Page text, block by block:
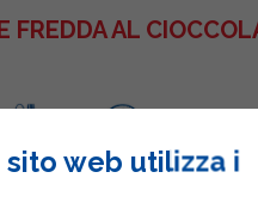
FREDDA AL
4 50 Minuti
sito web utilizza i